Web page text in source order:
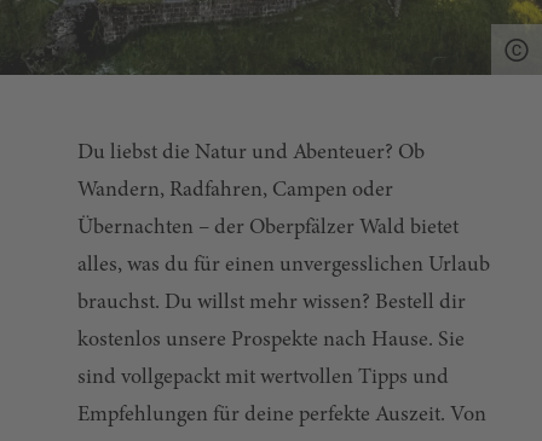
Du liebst die Natur und Abenteuer? Ob
Wandern, Radfahren, Campen oder
Übernachten – der Oberpfälzer Wald bietet
alles, was du für einen unvergesslichen Urlaub
brauchst. Du willst mehr wissen? Bestell dir
kostenlos unsere Prospekte nach Hause. Sie
sind vollgepackt mit wertvollen Tipps und
Empfehlungen für deine perfekte Auszeit. Von